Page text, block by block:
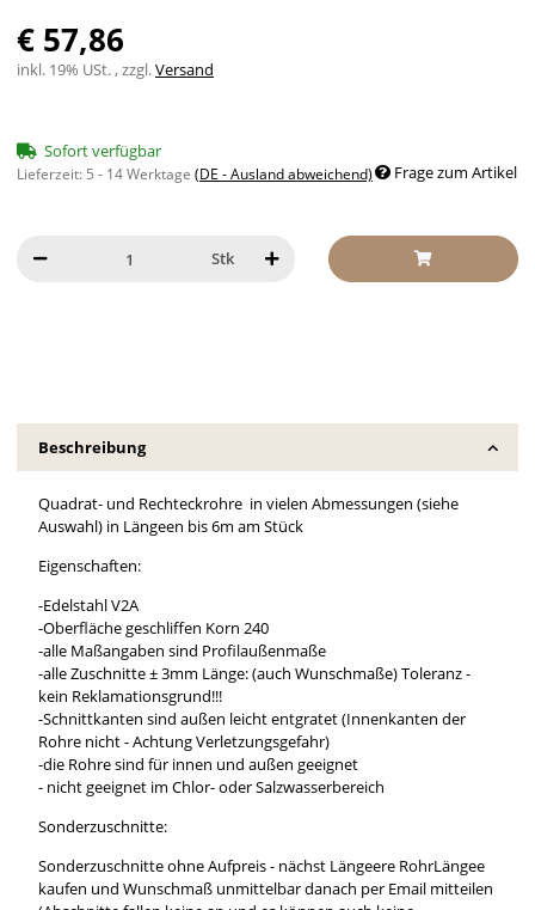
€ 57,86
inkl. 19% USt. , zzgl.Versand
Sofort verfügbar
Lieferzeit: 5 - 14 Werktage (DE - Ausland abweichend) Frage zum Artikel
Stk
Beschreibung
Quadrat- und Rechteckrohre in vielen Abmessungen (siehe
Auswahl) in Längeen bis 6m am Stück
Eigenschaften:
-Edelstahl V2A
-Oberfläche geschliffen Korn 240
-alle Maßangaben sind Profilaußenmaße
-alle Zuschnitte ± 3mm Länge: (auch Wunschmaße) Toleranz -
kein Reklamationsgrund!!!
-Schnittkanten sind außen leicht entgratet (Innenkanten der
Rohre nicht - Achtung Verletzungsgefahr)
-die Rohre sind für innen und außen geeignet
- nicht geeignet im Chlor- oder Salzwasserbereich
Sonderzuschnitte:
Sonderzuschnitte ohne Aufpreis - nächst Längeere RohrLängee
kaufen und Wunschmaß unmittelbar danach per Email mitteilen